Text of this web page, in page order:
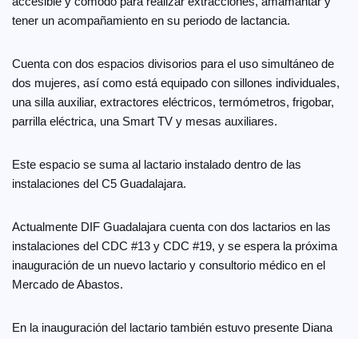
tener un acompañamiento en su periodo de lactancia.
Cuenta con dos espacios divisorios para el uso simultáneo de
dos mujeres, así como está equipado con sillones individuales,
una silla auxiliar, extractores eléctricos, termómetros, frigobar,
parrilla eléctrica, una Smart TV y mesas auxiliares.
Este espacio se suma al lactario instalado dentro de las
instalaciones del C5 Guadalajara.
Actualmente DIF Guadalajara cuenta con dos lactarios en las
instalaciones del CDC #13 y CDC #19, y se espera la próxima
inauguración de un nuevo lactario y consultorio médico en el
Mercado de Abastos.
En la inauguración del lactario también estuvo presente Diana